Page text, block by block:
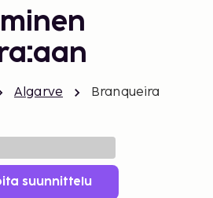
Algarve Branqueira
suunnittelu